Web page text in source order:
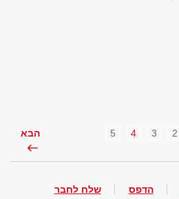
2
3
4
5 הבא
הדפס שלח לחבר